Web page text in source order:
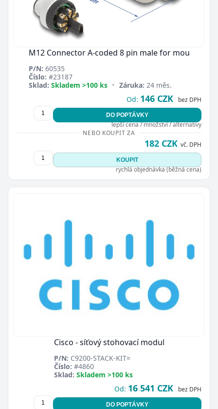
M12 Connector A-coded 8 pin male for mou
P/N: 60535
Číslo: #23187
Sklad: Skladem >100 ks • Záruka: 24 měs.
Od: 146 CZK bez DPH
DO POPTÁVKY
lepší cena / množství / alternativy
NEBO KOUPIT ZA
182 CZK vč. DPH
KOUPIT
rychlá objednávka (běžná cena)
Cisco - síťový stohovací modul
P/N: C9200-STACK-KIT=
Číslo: #4860
Sklad: Skladem >100 ks
Od: 16 541 CZK bez DPH
DO POPTÁVKY